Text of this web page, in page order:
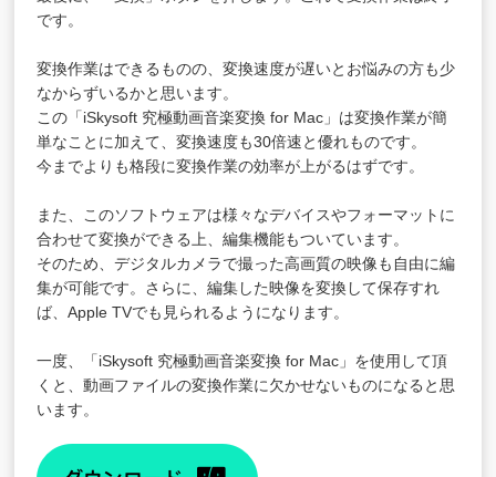
です。
変換作業はできるものの、変換速度が遅いとお悩みの方も少
なからずいるかと思います。
この「iSkysoft 究極動画音楽変換 for Mac」は変換作業が簡
単なことに加えて、変換速度も30倍速と優れものです。
今までよりも格段に変換作業の効率が上がるはずです。
また、このソフトウェアは様々なデバイスやフォーマットに
合わせて変換ができる上、編集機能もついています。
そのため、デジタルカメラで撮った高画質の映像も自由に編
集が可能です。さらに、編集した映像を変換して保存すれ
ば、Apple TVでも見られるようになります。
一度、「iSkysoft 究極動画音楽変換 for Mac 」を使用して頂
くと、動画ファイルの変換作業に欠かせないものになると思
います。